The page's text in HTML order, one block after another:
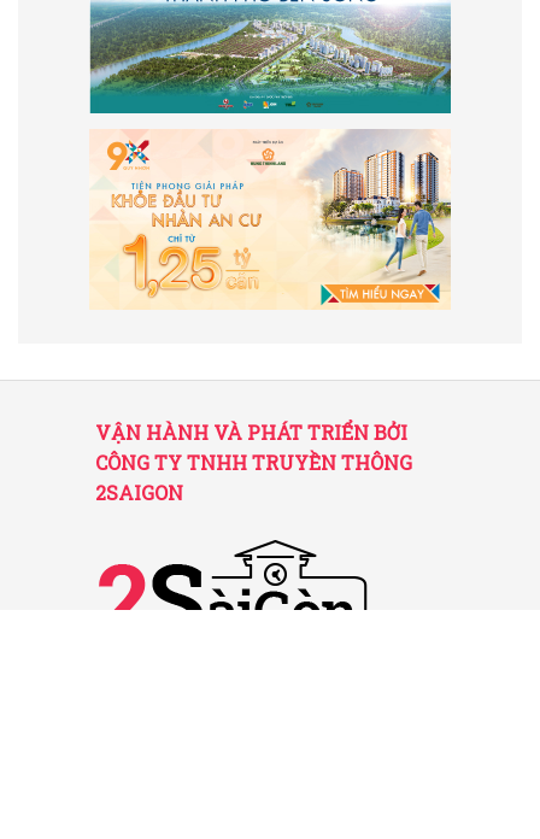
VẬN HÀNH VÀ PHÁT TRIỂN BỞI
CÔNG TY TNHH TRUYỀN THÔNG
2SAIGON